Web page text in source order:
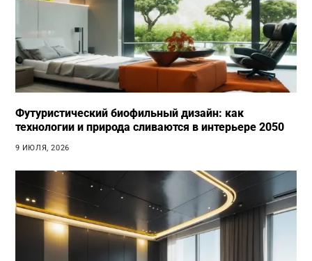
Футуристический биофильный дизайн: как
технологии и природа сливаются в интерьере 2050
9 ИЮЛЯ, 2026